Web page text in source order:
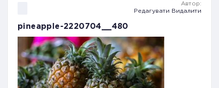
Автор:
Редагувати
Видалити
pineapple-2220704__480